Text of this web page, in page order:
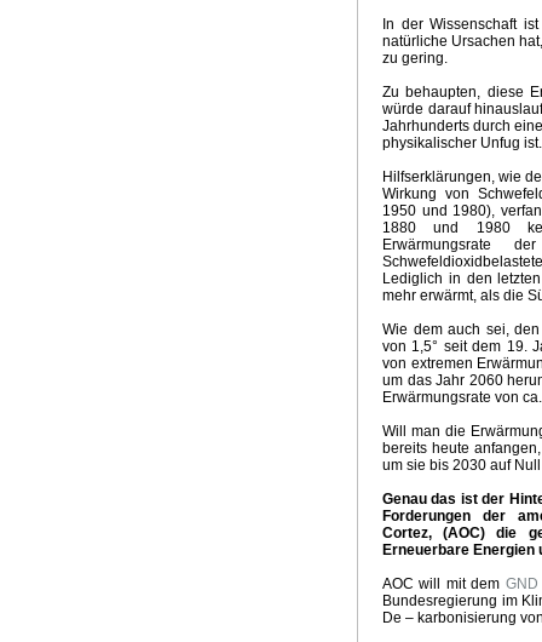
In der Wissenschaft
natürliche Ursachen
zu gering.
Zu behaupten, diese
würde darauf
Jahrhunderts durch
physikalischer Unfug ist.
Hilfserklärungen, wie
Wirkung von
1950 und 1980),
1880 und 1980
Erwärmungsrate
Lediglich in den
mehr erwärmt, als die
Wie dem auch sei,
von 1,5° seit dem 19.
von extremen
um das Jahr 2060
Erwärmungsrate von
Will man die
bereits heute
um sie bis 2030 auf
Genau das ist der
Forderungen der
Cortez, (AOC) die
Erneuerbare Energien
AOC will mit dem GND
Bundesregierung im
De – karbonisierung